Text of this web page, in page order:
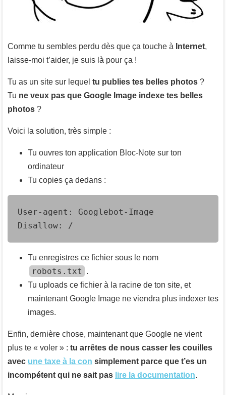
Comme tu sembles perdu dès que ça touche à Internet,
laisse-moi t’aider, je suis là pour ça !
Tu as un site sur lequel tu publies tes belles photos ?
Tu ne veux pas que Google Image indexe tes belles
photos ?
Voici la solution, très simple :
Tu ouvres ton application Bloc-Note sur ton
ordinateur
Tu copies ça dedans :
User-agent: Googlebot-Image
Disallow: /
Tu enregistres ce fichier sous le nom
robots.txt
.
Tu uploads ce fichier à la racine de ton site, et
maintenant Google Image ne viendra plus indexer tes
images.
Enfin, dernière chose, maintenant que Google ne vient
plus te « voler » : tu arrêtes de nous casser les couilles
avec une taxe à la con simplement parce que t’es un
incompétent qui ne sait pas lire la documentation.